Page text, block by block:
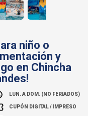
niño o
y
en Chincha
LUN. A DOM. (NO FERIADOS)
CUPÓN DIGITAL / IMPRESO